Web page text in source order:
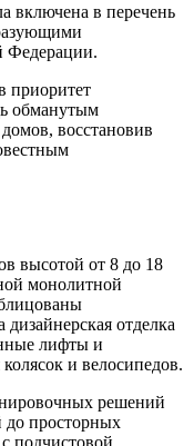
включена в перечень
Федерации.
приоритет
обманутым
восстановив
высотой от 8 до 18
монолитной
отделка
лифты и
и велосипедов.
решений
до просторных